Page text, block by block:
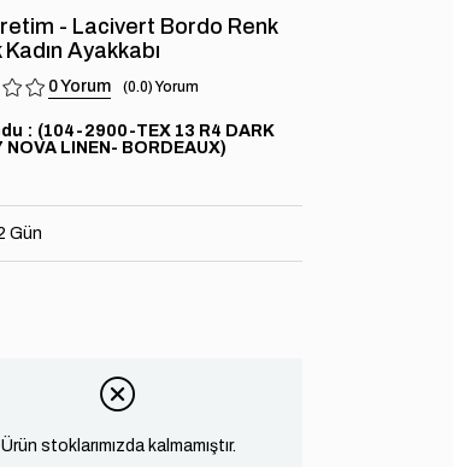
- Lacivert Bordo Renk
Ayakkabı
0 0.0
(104-2900-TEX 13 R4 DARK
NOVA LINEN- BORDEAUX)
Gün
Ürün stoklarımızda kalmamıştır.